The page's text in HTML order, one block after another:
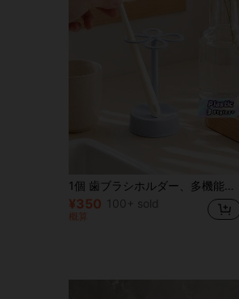
1個 歯ブラシホルダー、多機能歯磨き粉スタンド収納オーガナイザー、ホームバスルームの装飾、秋の装飾、学校再開
¥350 100+ sold
概算